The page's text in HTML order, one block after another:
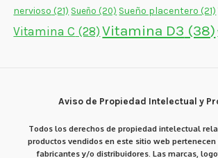
nervioso (21) Sueño (20) Sueño placentero (21)
Vitamina C (28) Vitamina D3 (38)
Aviso de Propiedad Intelectual y
Todos los derechos de propiedad intelectual
productos vendidos en este sitio web pertenecen
fabricantes y/o distribuidores. Las marcas,